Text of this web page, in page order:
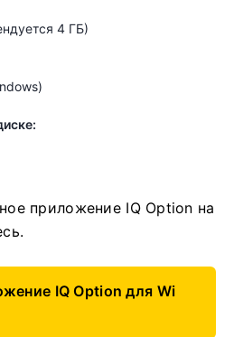
4 ГБ)
приложение IQ Option на
IQ Option для Wi